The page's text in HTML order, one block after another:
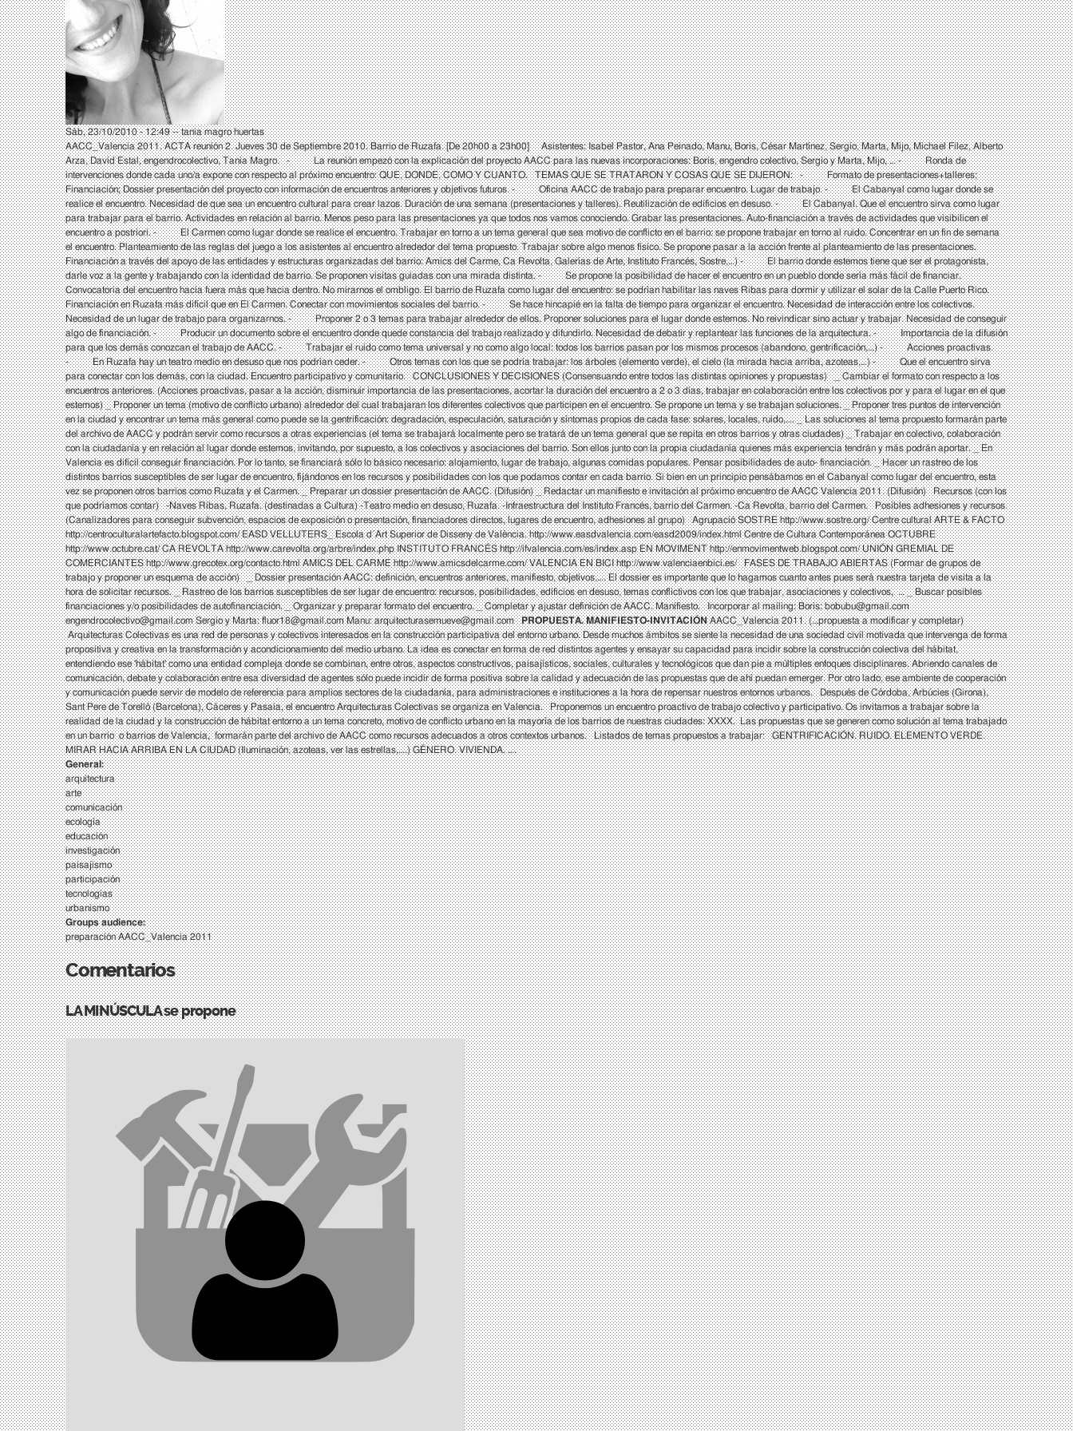
Sáb, 23/10/2010 - 12:49 --tania magro huertas
AACC_Valencia 2011. ACTA reunión 2. Jueves 30 de Septiembre 2010. Barrio de Ruzafa. [De 20h00 a 23h00] Asistentes: Isabel Pastor, Ana Peinado, Manu, Boris, César Martínez, Sergio, Marta, Mijo, Michael Filez, Alberto
Arza, David Estal, engendrocolectivo, Tania Magro. - La reunión empezó con la explicación del proyecto AACC para las nuevas incorporaciones: Boris, engendro colectivo, Sergio y Marta, Mijo, … - Ronda de
intervenciones donde cada uno/a expone con respecto al próximo encuentro: QUE, DONDE, COMO Y CUANTO. TEMAS QUE SE TRATARON Y COSAS QUE SE DIJERON: - Formato de presentaciones+talleres;
Financiación; Dossier presentación del proyecto con información de encuentros anteriores y objetivos futuros. - Oficina AACC de trabajo para preparar encuentro. Lugar de trabajo. - El Cabanyal como lugar donde se
realice el encuentro. Necesidad de que sea un encuentro cultural para crear lazos. Duración de una semana (presentaciones y talleres). Reutilización de edificios en desuso. - El Cabanyal. Que el encuentro sirva como lugar
para trabajar para el barrio. Actividades en relación al barrio. Menos peso para las presentaciones ya que todos nos vamos conociendo. Grabar las presentaciones. Auto-financiación a través de actividades que visibilicen el
encuentro a postriori. - El Carmen como lugar donde se realice el encuentro. Trabajar en torno a un tema general que sea motivo de conflicto en el barrio: se propone trabajar en torno al ruido. Concentrar en un fin de semana
el encuentro. Planteamiento de las reglas del juego a los asistentes al encuentro alrededor del tema propuesto. Trabajar sobre algo menos físico. Se propone pasar a la acción frente al planteamiento de las presentaciones.
Financiación a través del apoyo de las entidades y estructuras organizadas del barrio: Amics del Carme, Ca Revolta, Galerías de Arte, Instituto Francés, Sostre,…) - El barrio donde estemos tiene que ser el protagonista,
darle voz a la gente y trabajando con la identidad de barrio. Se proponen visitas guiadas con una mirada distinta. - Se propone la posibilidad de hacer el encuentro en un pueblo donde sería más fácil de financiar.
Convocatoria del encuentro hacia fuera más que hacia dentro. No mirarnos el ombligo. El barrio de Ruzafa como lugar del encuentro: se podrían habilitar las naves Ribas para dormir y utilizar el solar de la Calle Puerto Rico.
Financiación en Ruzafa más difícil que en El Carmen. Conectar con movimientos sociales del barrio. - Se hace hincapié en la falta de tiempo para organizar el encuentro. Necesidad de interacción entre los colectivos.
Necesidad de un lugar de trabajo para organizarnos. - Proponer 2 o 3 temas para trabajar alrededor de ellos. Proponer soluciones para el lugar donde estemos. No reivindicar sino actuar y trabajar. Necesidad de conseguir
algo de financiación. - Producir un documento sobre el encuentro donde quede constancia del trabajo realizado y difundirlo. Necesidad de debatir y replantear las funciones de la arquitectura. - Importancia de la difusión
para que los demás conozcan el trabajo de AACC. - Trabajar el ruido como tema universal y no como algo local: todos los barrios pasan por los mismos procesos (abandono, gentrificación,…) - Acciones proactivas.
- En Ruzafa hay un teatro medio en desuso que nos podrían ceder. - Otros temas con los que se podría trabajar: los árboles (elemento verde), el cielo (la mirada hacia arriba, azoteas,…) - Que el encuentro sirva
para conectar con los demás, con la ciudad. Encuentro participativo y comunitario. CONCLUSIONES Y DECISIONES (Consensuando entre todos las distintas opiniones y propuestas) _ Cambiar el formato con respecto a los
encuentros anteriores. (Acciones proactivas, pasar a la acción, disminuir importancia de las presentaciones, acortar la duración del encuentro a 2 o 3 días, trabajar en colaboración entre los colectivos por y para el lugar en el que
estemos) _ Proponer un tema (motivo de conflicto urbano) alrededor del cual trabajaran los diferentes colectivos que participen en el encuentro. Se propone un tema y se trabajan soluciones. _ Proponer tres puntos de intervención
en la ciudad y encontrar un tema más general como puede se la gentrificación: degradación, especulación, saturación y síntomas propios de cada fase: solares, locales, ruido,…. _ Las soluciones al tema propuesto formarán parte
del archivo de AACC y podrán servir como recursos a otras experiencias (el tema se trabajará localmente pero se tratará de un tema general que se repita en otros barrios y otras ciudades) _ Trabajar en colectivo, colaboración
con la ciudadanía y en relación al lugar donde estemos, invitando, por supuesto, a los colectivos y asociaciones del barrio. Son ellos junto con la propia ciudadanía quienes más experiencia tendrán y más podrán aportar. _ En
Valencia es difícil conseguir financiación. Por lo tanto, se financiará sólo lo básico necesario: alojamiento, lugar de trabajo, algunas comidas populares. Pensar posibilidades de auto- financiación. _ Hacer un rastreo de los
distintos barrios susceptibles de ser lugar de encuentro, fijándonos en los recursos y posibilidades con los que podamos contar en cada barrio. Si bien en un principio pensábamos en el Cabanyal como lugar del encuentro, esta
vez se proponen otros barrios como Ruzafa y el Carmen. _ Preparar un dossier presentación de AACC. (Difusión) _ Redactar un manifiesto e invitación al próximo encuentro de AACC Valencia 2011. (Difusión) Recursos (con los
que podríamos contar) -Naves Ribas, Ruzafa. (destinadas a Cultura) -Teatro medio en desuso, Ruzafa. -Infraestructura del Instituto Francés, barrio del Carmen. -Ca Revolta, barrio del Carmen. Posibles adhesiones y recursos.
(Canalizadores para conseguir subvención, espacios de exposición o presentación, financiadores directos, lugares de encuentro, adhesiones al grupo) Agrupació SOSTREhttp://www.sostre.org/Centre cultural ARTE & FACTO
http://centroculturalartefacto.blogspot.com/EASD VELLUTERS_ Escola d´Art Superior de Disseny de València.http://www.easdvalencia.com/easd2009/index.htmlCentre de Cultura Contemporánea OCTUBRE
http://www.octubre.cat/CA REVOLTAhttp://www.carevolta.org/arbre/index.phpINSTITUTO FRANCÉShttp://ifvalencia.com/es/index.aspEN MOVIMENThttp://enmovimentweb.blogspot.com/UNIÓN GREMIAL DE
COMERCIANTEShttp://www.grecotex.org/contacto.htmlAMICS DEL CARMEhttp://www.amicsdelcarme.com/VALENCIA EN BICIhttp://www.valenciaenbici.es/FASES DE TRABAJO ABIERTAS (Formar de grupos de
trabajo y proponer un esquema de acción) _ Dossier presentación AACC: definición, encuentros anteriores, manifiesto, objetivos,…. El dossier es importante que lo hagamos cuanto antes pues será nuestra tarjeta de visita a la
hora de solicitar recursos. _ Rastreo de los barrios susceptibles de ser lugar de encuentro: recursos, posibilidades, edificios en desuso, temas conflictivos con los que trabajar, asociaciones y colectivos, … _ Buscar posibles
financiaciones y/o posibilidades de autofinanciación. _ Organizar y preparar formato del encuentro. _ Completar y ajustar definición de AACC. Manifiesto. Incorporar al mailing: Boris:bobubu@gmail.com
engendrocolectivo@gmail.comSergio y Marta:fluor18@gmail.comManu:arquitecturasemueve@gmail.com PROPUESTA. MANIFIESTO-INVITACIÓNAACC_Valencia 2011. (…propuesta a modificar y completar)
Arquitecturas Colectivas es una red de personas y colectivos interesados en la construcción participativa del entorno urbano. Desde muchos ámbitos se siente la necesidad de una sociedad civil motivada que intervenga de forma
propositiva y creativa en la transformación y acondicionamiento del medio urbano. La idea es conectar en forma de red distintos agentes y ensayar su capacidad para incidir sobre la construcción colectiva del hábitat,
entendiendo ese 'hábitat' como una entidad compleja donde se combinan, entre otros, aspectos constructivos, paisajísticos, sociales, culturales y tecnológicos que dan pie a múltiples enfoques disciplinares. Abriendo canales de
comunicación, debate y colaboración entre esa diversidad de agentes sólo puede incidir de forma positiva sobre la calidad y adecuación de las propuestas que de ahí puedan emerger. Por otro lado, ese ambiente de cooperación
y comunicación puede servir de modelo de referencia para amplios sectores de la ciudadanía, para administraciones e instituciones a la hora de repensar nuestros entornos urbanos. Después de Córdoba, Arbúcies (Girona),
Sant Pere de Torelló (Barcelona), Cáceres y Pasaia, el encuentro Arquitecturas Colectivas se organiza en Valencia. Proponemos un encuentro proactivo de trabajo colectivo y participativo. Os invitamos a trabajar sobre la
realidad de la ciudad y la construcción de hábitat entorno a un tema concreto, motivo de conflicto urbano en la mayoría de los barrios de nuestras ciudades: XXXX. Las propuestas que se generen como solución al tema trabajado
en un barrio o barrios de Valencia, formarán parte del archivo de AACC como recursos adecuados a otros contextos urbanos. Listados de temas propuestos a trabajar: GENTRIFICACIÓN. RUIDO. ELEMENTO VERDE.
MIRAR HACIA ARRIBA EN LA CIUDAD (Iluminación, azoteas, ver las estrellas,….) GÉNERO. VIVIENDA. ….
General:
arquitectura
arte
comunicación
ecología
educación
investigación
paisajismo
participación
tecnologías
urbanismo
Groups audience:
preparación AACC_Valencia 2011
Comentarios
LA MINÚSCULA se propone